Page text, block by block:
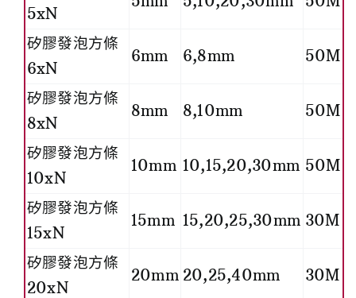
5xN
矽膠發泡方條
6xN
6mm 6,8mm 50M
矽膠發泡方條
8xN
8mm 8,10mm 50M
矽膠發泡方條
10xN
10mm 10,15,20,30mm 50M
矽膠發泡方條
15xN
15mm 15,20,25,30mm 30M
矽膠發泡方條
20xN
20mm 20,25,40mm 30M